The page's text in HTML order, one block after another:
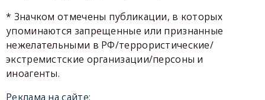
* Значком отмечены публикации, в которых
упоминаются запрещенные или признанные
нежелательными в РФ/террористические/
экстремистские организации/персоны и
иноагенты.
Реклама на сайте: